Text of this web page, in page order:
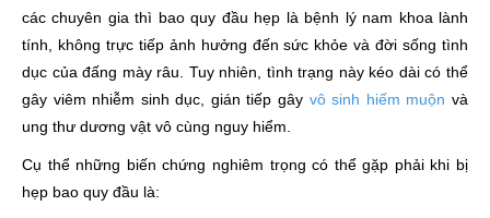
các chuyên gia thì bao quy đầu hẹp là bệnh lý nam khoa lành
tính, không trực tiếp ảnh hưởng đến sức khỏe và đời sống tình
dục của đấng mày râu. Tuy nhiên, tình trạng này kéo dài có thể
gây viêm nhiễm sinh dục, gián tiếp gây vô sinh hiếm muộn và
ung thư dương vật vô cùng nguy hiểm.
Cụ thể những biến chứng nghiêm trọng có thể gặp phải khi bị
hẹp bao quy đầu là: